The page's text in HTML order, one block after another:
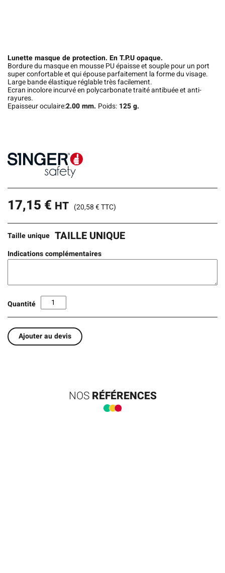
Lunette masque de protection. En T.P.U opaque.
Bordure du masque en mousse PU épaisse et souple pour un port
super confortable et qui épouse parfaitement la forme du visage.
Large bande élastique réglable très facilement.
Ecran incolore incurvé en polycarbonate traité antibuée et anti-
rayures.
Epaisseur oculaire:2.00 mm. Poids: 125 g.
17,15 € HT (20,58€TTC)
Taille unique TAILLE UNIQUE
Indications complémentaires
Quantité
Ajouter au devis
NOSRÉFÉRENCES